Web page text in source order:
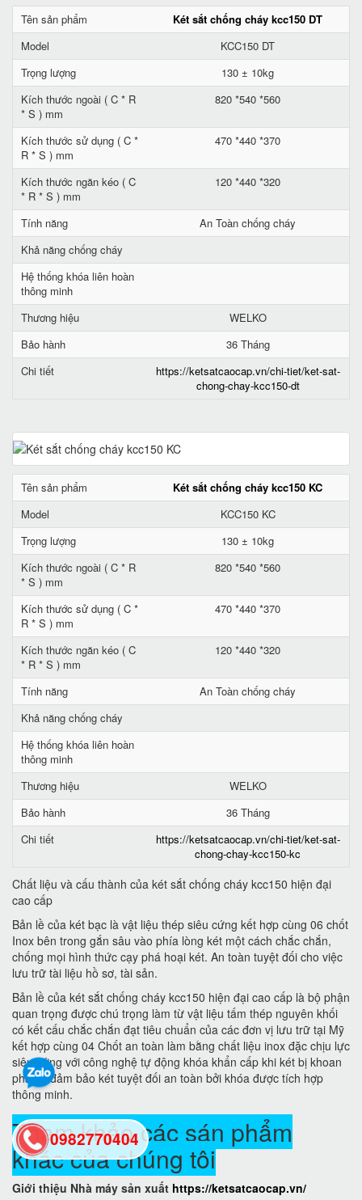
Tên sản phẩm
Két sắt chống cháy kcc150 DT
Model
KCC150 DT
Trọng lượng
130 ± 10kg
Kích thước ngoài ( C * R
* S ) mm
820 *540 *560
Kích thước sử dụng ( C *
R * S ) mm
470 *440 *370
Kích thước ngăn kéo ( C
* R * S ) mm
120 *440 *320
Tính năng
An Toàn chống cháy
Khả năng chống cháy
Hệ thống khóa liên hoàn
thông minh
Thương hiệu
WELKO
Bảo hành
36 Tháng
Chi tiết
https://ketsatcaocap.vn/chi-tiet/ket-sat-
chong-chay-kcc150-dt
Tên sản phẩm
Két sắt chống cháy kcc150 KC
Model
KCC150 KC
Trọng lượng
130 ± 10kg
Kích thước ngoài ( C * R
* S ) mm
820 *540 *560
Kích thước sử dụng ( C *
R * S ) mm
470 *440 *370
Kích thước ngăn kéo ( C
* R * S ) mm
120 *440 *320
Tính năng
An Toàn chống cháy
Khả năng chống cháy
Hệ thống khóa liên hoàn
thông minh
Thương hiệu
WELKO
Bảo hành
36 Tháng
Chi tiết
https://ketsatcaocap.vn/chi-tiet/ket-sat-
chong-chay-kcc150-kc
Chất liệu và cấu thành của két sắt chống cháy kcc150 hiện đại
cao cấp
Bản lề của két bạc là vật liệu thép siêu cứng kết hợp cùng 06 chốt
Inox bên trong gắn sâu vào phía lòng két một cách chắc chắn,
chống mọi hình thức cạy phá hoại két. An toàn tuyệt đối cho việc
lưu trữ tài liệu hồ sơ, tài sản.
Bản lề của két sắt chống cháy kcc150 hiện đại cao cấp là bộ phận
quan trọng được chú trọng làm từ vật liệu tấm thép nguyên khối
có kết cấu chắc chắn đạt tiêu chuẩn của các đơn vị lưu trữ tại Mỹ
kết hợp cùng 04 Chốt an toàn làm bằng chất liệu inox đặc chịu lực
siêu cứng với công nghệ tự động khóa khẩn cấp khi két bị khoan
phá sẽ đảm bảo két tuyệt đối an toàn bởi khóa được tích hợp
thông minh.
Tham khảo các sán phẩm
khác của chúng tôi
Giới thiệu Nhà máy sản xuất https://ketsatcaocap.vn/
0982770404